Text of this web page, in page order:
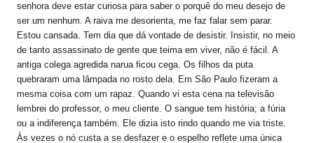
senhora deve estar curiosa para saber o porquê do meu desejo de
ser um nenhum. A raiva me desorienta, me faz falar sem parar.
Estou cansada. Tem dia que dá vontade de desistir. Insistir, no meio
de tanto assassinato de gente que teima em viver, não é fácil. A
antiga colega agredida narua ficou cega. Os filhos da puta
quebraram uma lâmpada no rosto dela. Em São Paulo fizeram a
mesma coisa com um rapaz. Quando vi esta cena na televisão
lembrei do professor, o meu cliente. O sangue tem história; a fúria
ou a indiferença também. Ele dizia isto rindo quando me via triste.
Às vezes o nó custa a se desfazer e o espelho reflete uma única